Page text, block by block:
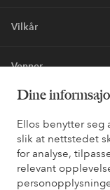
Dine
Ellos benytter seg
slik at nettstedet
for analyse,
relevant
Vilkår
Venner
Sikre
Vil du vite